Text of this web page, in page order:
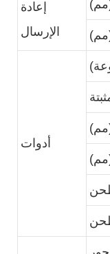
إعادة
الإرسال
أدوات